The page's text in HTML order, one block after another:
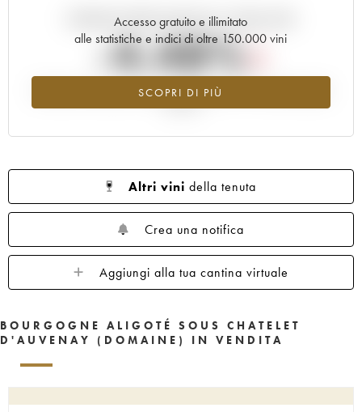
Accesso gratuito e illimitato
alle statistiche e indici di oltre 150.000 vini
SCOPRI DI PIÙ
Andamento della quotazione in tempo reale
-4.48%
Tendenza al ribasso per il valore dell'annata 1997 nel 2026 rispetto
Altri vini della tenuta
Crea una notifica
Aggiungi alla tua cantina virtuale
BOURGOGNE ALIGOTÉ SOUS CHATELET
D'AUVENAY (DOMAINE) IN VENDITA